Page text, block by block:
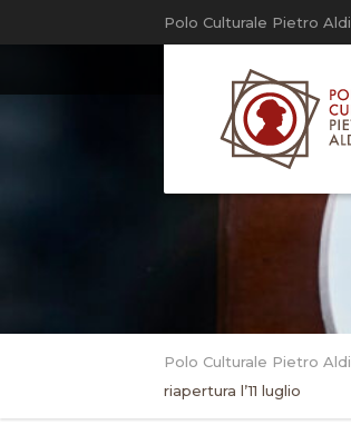
Polo Culturale Pietro Aldi
Polo Culturale Pietro Aldi
riapertura l’11 luglio